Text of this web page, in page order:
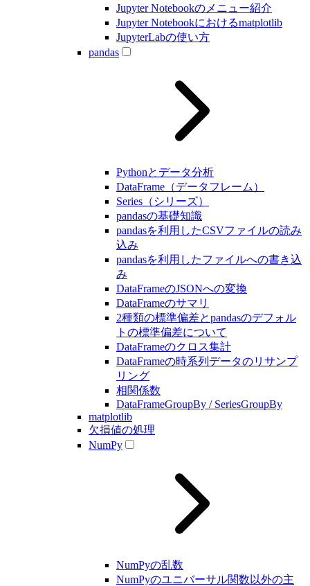
Jupyter Notebookのメニュー紹介
Jupyter Notebookにおけるmatplotlib
JupyterLabの使い方
pandas
Pythonとデータ分析
DataFrame（データフレーム）
Series（シリーズ）
pandasの基礎知識
pandasを利用したCSVファイルの読み
込み
pandasを利用したファイルへの書き込
み
DataFrameのJSONへの変換
DataFrameのサマリ
2種類の標準偏差とpandasのデフォル
トの標準偏差について
DataFrameのクロス集計
DataFrameの時系列データのリサンプ
リング
相関係数
DataFrameGroupBy / SeriesGroupBy
matplotlib
欠損値の処理
NumPy
NumPyの乱数
NumPyのユニバーサル関数以外の主